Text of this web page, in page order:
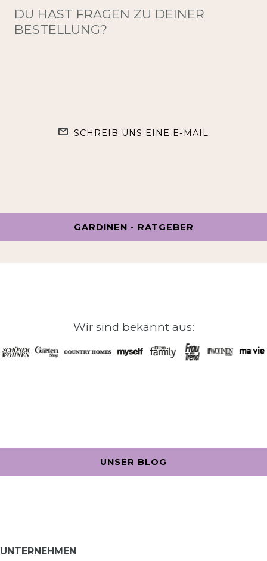
DU HAST FRAGEN ZU DEINER
BESTELLUNG?
SCHREIB UNS EINE E-MAIL
GARDINEN - RATGEBER
Wir sind bekannt aus:
UNSER BLOG
UNTERNEHMEN